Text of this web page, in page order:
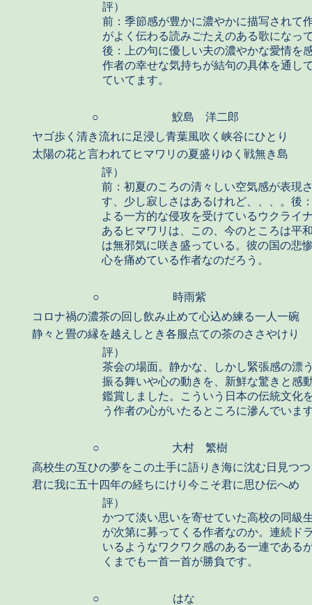
評）
前：季節感が豊かに濃やかに描写されて
がよく伝わる読みごたえのある歌になっ
後：上の句に優しい夫の濃やかな愛情を
作者の幸せな気持ちが結句の具体を通し
ていてます。
○
鮫島 洋二郎
ヤゴ歩く清き流れに足浸し青葉風吹く峡谷にひとり
太陽の花と言われてヒマワリの夏盛りゆく戦無き島
評）
前：初夏のころの清々しい空気感が表現
す、少し寂しさはあるけれど、、、。後
よる一方的な侵攻を受けているウクライ
あるヒマワリは、この、今のところは平
は無邪気に咲き盛っている。彼の国の悲
心を痛めている作者なのだろう。
○
時雨紫
コロナ禍の濃茶の回し飲み止めて心込め練る一人一碗
静々と畳の縁を越えしとき各服点ての茶のささやけり
評）
茶会の場面。静かな、しかし緊張感の漂
振る舞いや心の動きを、新鮮な驚きと感
鑑賞しました。こういう日本の伝統文化
う作者の心がいたるところに滲んでいま
○
大村 繁樹
高校生の互ひの夢をこの土手に語りき海に沈む日見つつ
君に我に五十四年の経ちにけり今こそ君に思ひ伝へめ
評）
かつて淡い思いを寄せていた高校の同級
が次第に募ってくる作者なのか。連続ド
いるようなワクワク感のある一連である
くまでも一首一首が勝負です。
○ はな